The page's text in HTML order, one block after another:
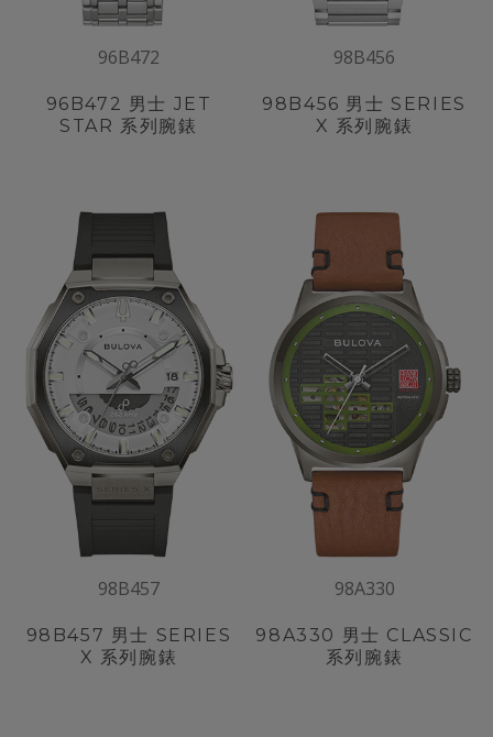
96B472
96B472 男士 JET
STAR 系列腕錶
98B456
98B456 男士 SERIES
X 系列腕錶
98B457
98B457 男士 SERIES
X 系列腕錶
98A330
98A330 男士 CLASSIC
系列腕錶